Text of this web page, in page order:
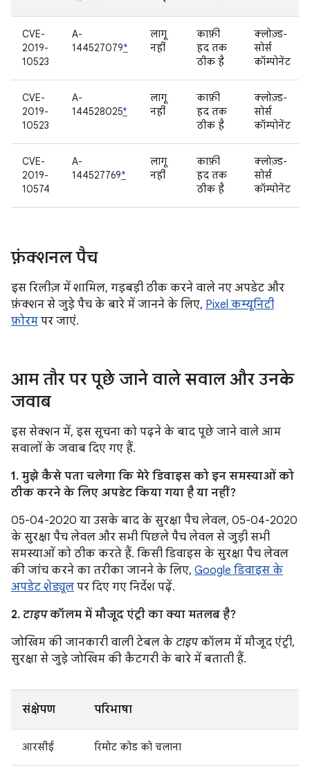
CVE-
2019-
10523
A-
144527079*
लागू
नहीं
काफ़ी
हद तक
ठीक है
क्लोज़्ड-
सोर्स
कॉम्पोनेंट
CVE-
2019-
10523
A-
144528025*
लागू
नहीं
काफ़ी
हद तक
ठीक है
क्लोज़्ड-
सोर्स
कॉम्पोनेंट
CVE-
2019-
10574
A-
144527769*
लागू
नहीं
काफ़ी
हद तक
ठीक है
क्लोज़्ड-
सोर्स
कॉम्पोनेंट
फ़ंक्शनल पैच
इस रिलीज़ में शामिल, गड़बड़ी ठीक करने वाले नए अपडेट और
फ़ंक्शन से जुड़े पैच के बारे में जानने के लिए, Pixel कम्यूनिटी
फ़ोरम पर जाएं.
आम तौर पर पूछे जाने वाले सवाल और उनके
जवाब
इस सेक्शन में, इस सूचना को पढ़ने के बाद पूछे जाने वाले आम
सवालों के जवाब दिए गए हैं.
1. मुझे कैसे पता चलेगा कि मेरे डिवाइस को इन समस्याओं को
ठीक करने के लिए अपडेट किया गया है या नहीं?
05-04-2020 या उसके बाद के सुरक्षा पैच लेवल, 05-04-2020
के सुरक्षा पैच लेवल और सभी पिछले पैच लेवल से जुड़ी सभी
समस्याओं को ठीक करते हैं. किसी डिवाइस के सुरक्षा पैच लेवल
की जांच करने का तरीका जानने के लिए, Google डिवाइस के
अपडेट शेड्यूल पर दिए गए निर्देश पढ़ें.
2. टाइपकॉलम में मौजूद एंट्री का क्या मतलब है?
जोखिम की जानकारी वाली टेबल के टाइपकॉलम में मौजूद एंट्री,
सुरक्षा से जुड़े जोखिम की कैटगरी के बारे में बताती हैं.
संक्षेपण परिभाषा
आरसीई रिमोट कोड को चलाना